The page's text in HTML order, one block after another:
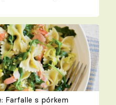
Farfalle s pórkem